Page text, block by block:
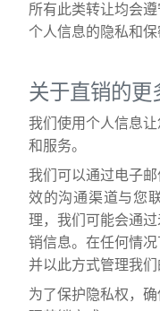
所有此类转让均会
个人信息的隐私和保
关于直销的更
我们使用个人信息
和服务。
我们可以通过电子
效的沟通渠道与您
理，我们可能会通
销信息。在任何情况
并以此方式管理我们
为了保护隐私权，